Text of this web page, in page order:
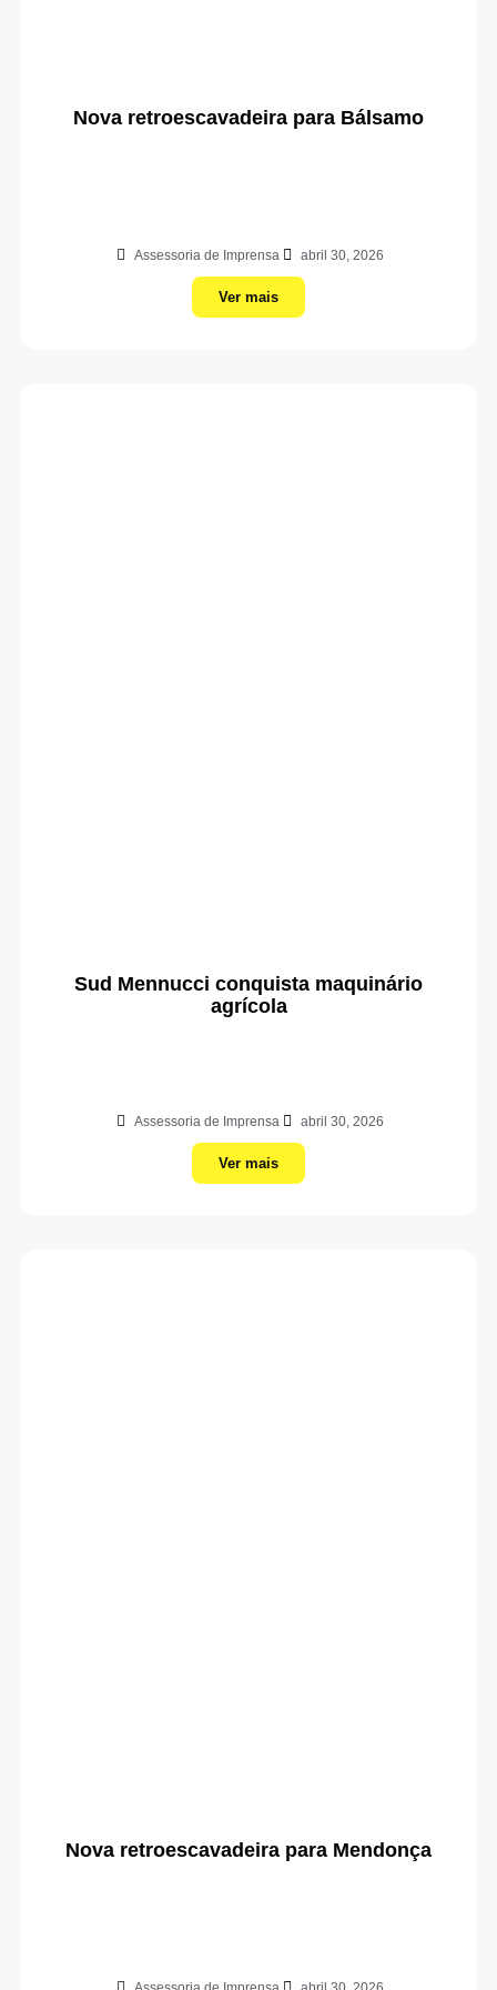
Nova retroescavadeira para Bálsamo
Assessoria de Imprensa abril 30, 2026
Ver mais
Sud Mennucci conquista maquinário
agrícola
Assessoria de Imprensa abril 30, 2026
Ver mais
Nova retroescavadeira para Mendonça